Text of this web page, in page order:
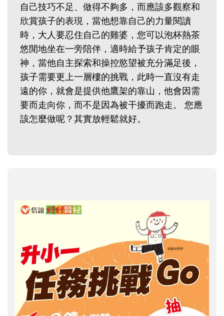
自己技巧不足、做得不夠多，而應該多觀察和
欣賞孩子的表現，當他想靠自己的力量閱讀
時，大人要忍住自己的雞婆，您可以泡杯熱茶
悠閒地坐在一旁陪伴，適時給予孩子肯定的眼
神，當他自主探索和操控慾望被充分滿足後，
孩子需要更上一層樓的挑戰，此時一直沒有走
遠的你，就會是提供他鷹架的靠山，他會因需
要而走向你，而不是因為被干擾而跑走。 您應
該怎麼做呢？其實放輕鬆就好。